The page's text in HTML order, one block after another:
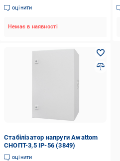
оцінити
Немає в наявності
Стабілізатор напруги Awattom
СНОПТ-3,5 IP-56 (3849)
оцінити